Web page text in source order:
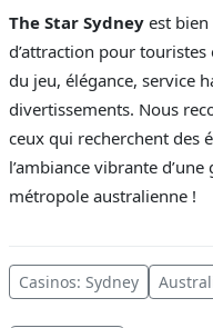
The Star Sydney est bien
d’attraction pour
du jeu, élégance, service
divertissements. Nous
ceux qui recherchent des
l’ambiance vibrante
métropole australienne !
Casinos: Sydney